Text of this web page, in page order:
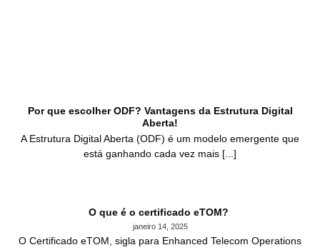
Por que escolher ODF? Vantagens da Estrutura Digital
Aberta!
A Estrutura Digital Aberta (ODF) é um modelo emergente que
está ganhando cada vez mais [...]
O que é o certificado eTOM?
janeiro 14, 2025
O Certificado eTOM, sigla para Enhanced Telecom Operations